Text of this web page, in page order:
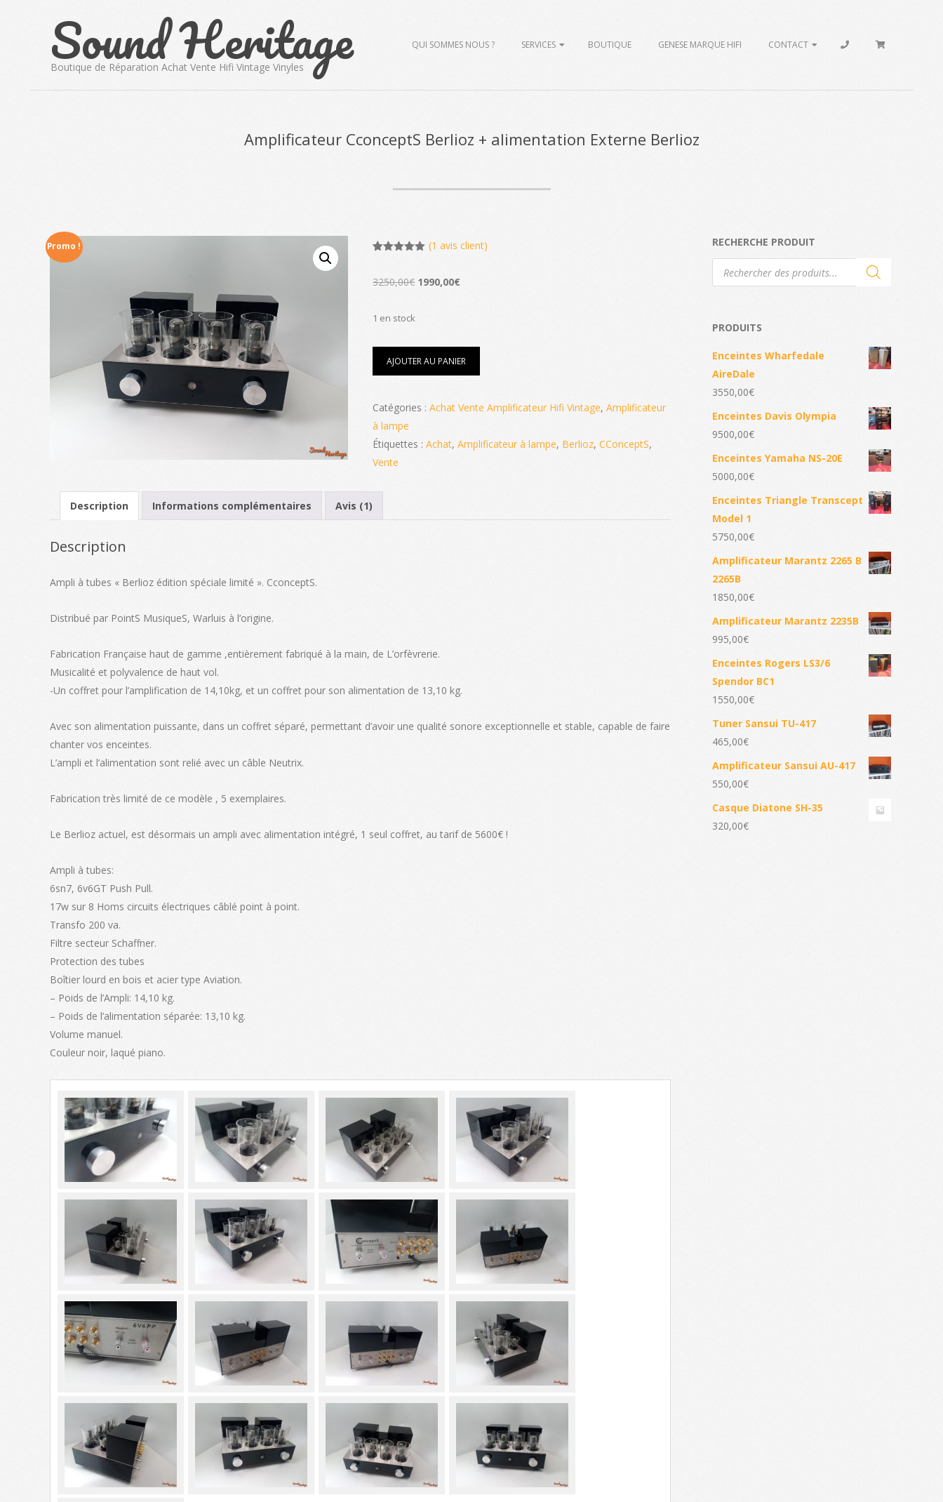
Sound Heritage
Boutique de Réparation Achat Vente Hifi Vintage Vinyles
PrimaryQUI SOMMES NOUS ? SERVICES BOUTIQUE GENESE MARQUE HIFI CONTACT
Amplificateur CconceptS Berlioz + alimentation Externe Berlioz
Promo !
basé sur
notation
(1 avis client)
3250,00€ Le
1990,00€Le
1 en stock
quantité
Amplificateur
Berlioz
+
alimentation
Externe
Berlioz
AJOUTER AU PANIER
Catégories :Achat Vente Amplificateur Hifi Vintage,Amplificateur
à lampe
Étiquettes :Achat,Amplificateur à lampe, Berlioz,CConceptS,
Vente
Description Informations complémentaires Avis (1)
Description
Ampli à tubes « Berlioz édition spéciale limité ». CconceptS.
Distribué par PointS MusiqueS, Warluis à l’origine.
Fabrication Française haut de gamme ,entièrement fabriqué à la main, de L’orfèvrerie.
Musicalité et polyvalence de haut vol.
-Un coffret pour l’amplification de 14,10kg, et un coffret pour son alimentation de 13,10 kg.
Avec son alimentation puissante, dans un coffret séparé, permettant d’avoir une qualité sonore exceptionnelle et stable, capable de faire
chanter vos enceintes.
L’ampli et l’alimentation sont relié avec un câble Neutrix.
Fabrication très limité de ce modèle , 5 exemplaires.
Le Berlioz actuel, est désormais un ampli avec alimentation intégré, 1 seul coffret, au tarif de 5600€ !
Ampli à tubes:
6sn7, 6v6GT Push Pull.
17w sur 8 Homs circuits électriques câblé point à point.
Transfo 200 va.
Filtre secteur Schaffner.
Protection des tubes
Boîtier lourd en bois et acier type Aviation.
– Poids de l’Ampli: 14,10 kg.
– Poids de l’alimentation séparée: 13,10 kg.
Volume manuel.
Couleur noir, laqué piano.
RECHERCHE PRODUIT
Recherche
de
produits
PRODUITS
Enceintes Wharfedale
AireDale
3550,00€
Enceintes Davis Olympia
9500,00€
Enceintes Yamaha NS-20E
5000,00€
Enceintes Triangle Transcept
Model 1
5750,00€
Amplificateur Marantz 2265 B
2265B
1850,00€
Amplificateur Marantz 2235B
995,00€
Enceintes Rogers LS3/6
Spendor BC1
1550,00€
Tuner Sansui TU-417
465,00€
Amplificateur Sansui AU-417
550,00€
Casque Diatone SH-35
320,00€